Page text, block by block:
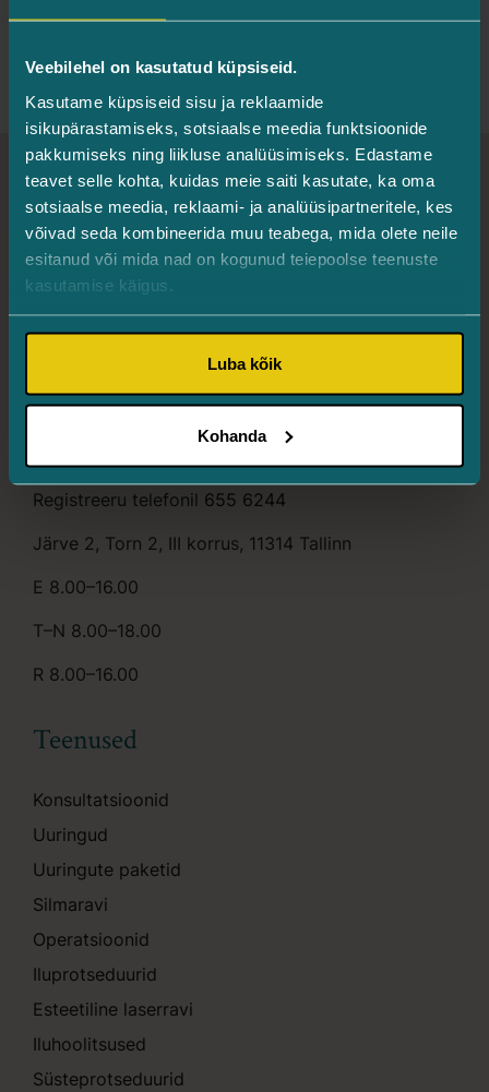
Veebilehel on kasutatud küpsiseid.
Kasutame küpsiseid sisu ja reklaamide
isikupärastamiseks, sotsiaalse meedia funktsioonide
pakkumiseks ning liikluse analüüsimiseks. Edastame
teavet selle kohta, kuidas meie saiti kasutate, ka oma
sotsiaalse meedia, reklaami- ja analüüsipartneritele, kes
võivad seda kombineerida muu teabega, mida olete neile
esitanud või mida nad on kogunud teiepoolse teenuste
kasutamise käigus.
Luba kõik
Kohanda
Turman Silmakliinik
Info ja registreerimine
655 6244 /info@silmaarstid.ee
Läätsevahetuse telefon
5792 0690
Iluosakond
ilu@silmaarstid.ee
Silmasisesed süstid
Registreeru telefonil 655 6244
Järve 2, Torn 2, III korrus, 11314 Tallinn
E 8.00–16.00
T–N 8.00–18.00
R 8.00–16.00
Teenused
Konsultatsioonid
Uuringud
Uuringute paketid
Silmaravi
Operatsioonid
Iluprotseduurid
Esteetiline laserravi
Iluhoolitsused
Süsteprotseduurid